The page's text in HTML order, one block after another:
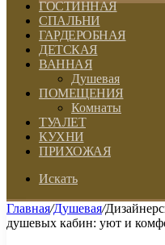
ГОСТИННАЯ
СПАЛЬНИ
ГАРДЕРОБНАЯ
ДЕТСКАЯ
ВАННАЯ
Душевая
ПОМЕЩЕНИЯ
Комнаты
ТУАЛЕТ
КУХНИ
ПРИХОЖАЯ
Искать
Главная/Душевая/
душевых кабин: уют и